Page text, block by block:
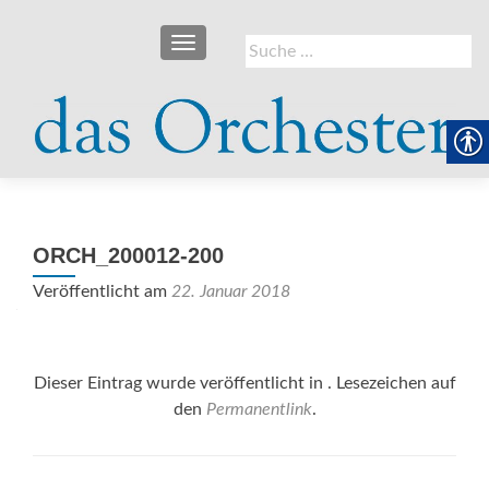
Suche
nach:
SCHALTE NAVIGATION
ORCH_200012-200
Veröffentlicht am 22. Januar 2018
Dieser Eintrag wurde veröffentlicht in . Lesezeichen auf
den Permanentlink.